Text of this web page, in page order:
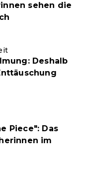
sehen die
Deshalb
Piece": Das
im